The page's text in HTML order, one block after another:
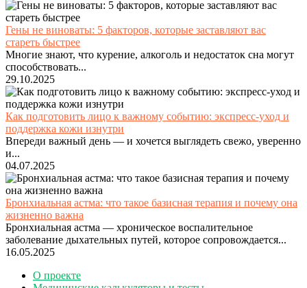
Гены не виноваты: 5 факторов, которые заставляют вас
стареть быстрее
Многие знают, что курение, алкоголь и недостаток сна могут
способствовать...
29.10.2025
Как подготовить лицо к важному событию: экспресс-уход и
поддержка кожи изнутри
Впереди важный день — и хочется выглядеть свежо, уверенно
и...
04.07.2025
Бронхиальная астма: что такое базисная терапия и почему она
жизненно важна
Бронхиальная астма — хроническое воспалительное
заболевание дыхательных путей, которое сопровождается...
16.05.2025
О проекте